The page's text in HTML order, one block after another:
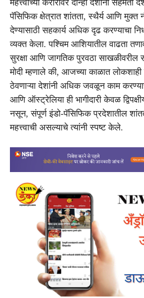
महत्त्वाच्या करारांवर दोन्ही देशांनी सहमती
पॅसिफिक क्षेत्रात शांतता, स्थैर्य आणि मुक्त
देण्यासाठी सहकार्य अधिक दृढ करण्याचा
व्यक्त केला. पश्चिम आशियातील वाढता तणाव,
सुरक्षा आणि जागतिक पुरवठा
मोदी म्हणाले की, आजच्या काळात लोकशाही
ठेवणाऱ्या देशांनी अधिक जवळून काम
आणि ऑस्ट्रेलिया ही भागीदारी केवळ
नसून, संपूर्ण इंडो-पॅसिफिक प्रदेशातील
महत्त्वाची असल्याचे त्यांनी स्पष्ट केले.